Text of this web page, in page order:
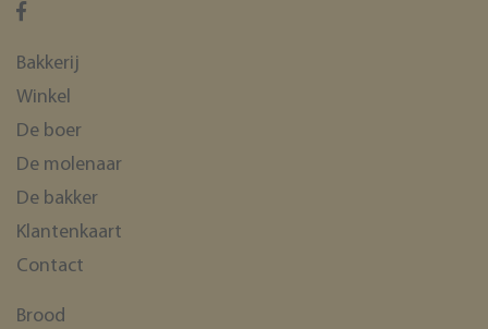
Bakkerij
Winkel
De boer
De molenaar
De bakker
Klantenkaart
Contact
Brood